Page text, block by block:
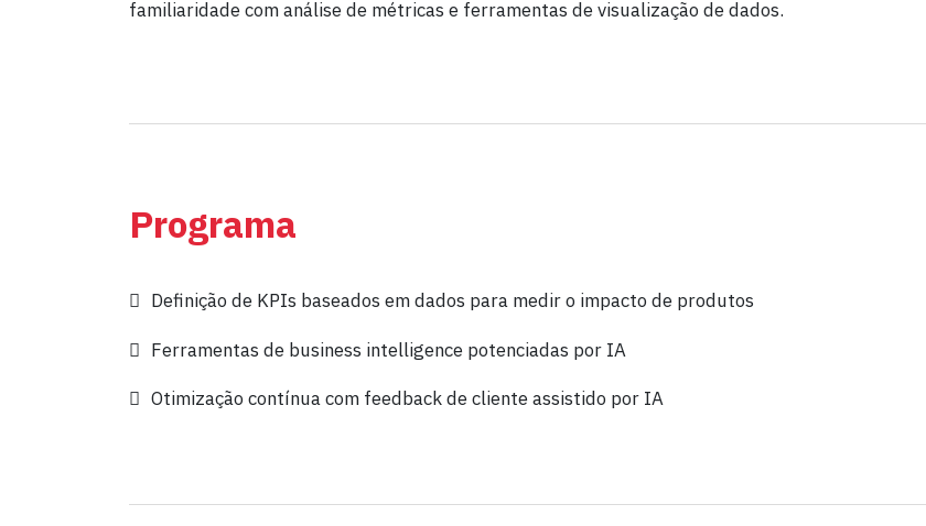
familiaridade com análise de métricas e ferramentas de visualização de dados.
Programa
Definição de KPIs baseados em dados para medir o impacto de produtos
Ferramentas de business intelligence potenciadas por IA
Otimização contínua com feedback de cliente assistido por IA